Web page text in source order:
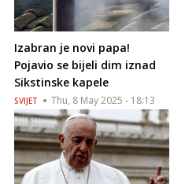
Izabran je novi papa!
Pojavio se bijeli dim iznad
Sikstinske kapele
SVIJET Thu, 8 May 2025 - 18:13